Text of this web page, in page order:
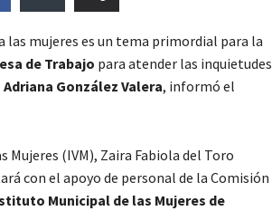
las mujeres es un tema primordial para la
de Trabajo para atender las inquietudes
González Valera, informó el
(IVM), Zaira Fabiola del Toro
con el apoyo de personal de la Comisión
Municipal de las Mujeres de